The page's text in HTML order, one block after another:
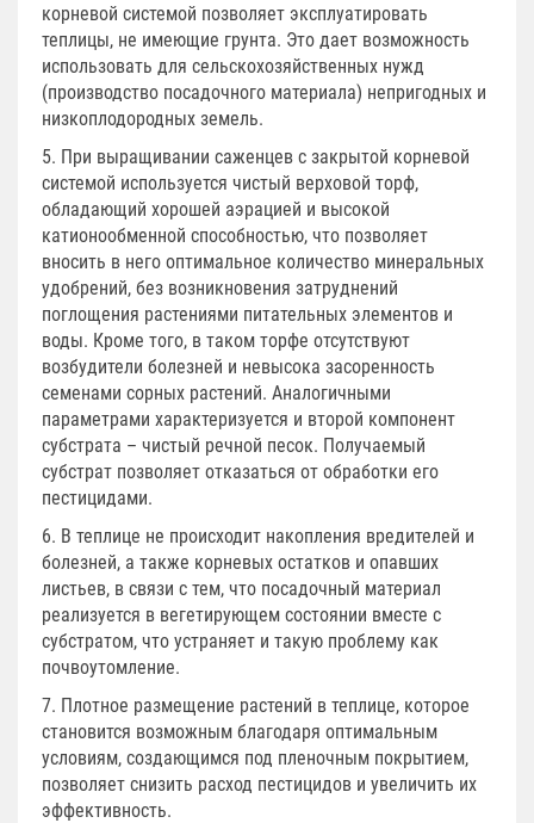
корневой системой позволяет эксплуатировать
теплицы, не имеющие грунта. Это дает возможность
использовать для сельскохозяйственных нужд
(производство посадочного материала) непригодных и
низкоплодородных земель.
5. При выращивании саженцев с закрытой корневой
системой используется чистый верховой торф,
обладающий хорошей аэрацией и высокой
катионообменной способностью, что позволяет
вносить в него оптимальное количество минеральных
удобрений, без возникновения затруднений
поглощения растениями питательных элементов и
воды. Кроме того, в таком торфе отсутствуют
возбудители болезней и невысока засоренность
семенами сорных растений. Аналогичными
параметрами характеризуется и второй компонент
субстрата – чистый речной песок. Получаемый
субстрат позволяет отказаться от обработки его
пестицидами.
6. В теплице не происходит накопления вредителей и
болезней, а также корневых остатков и опавших
листьев, в связи с тем, что посадочный материал
реализуется в вегетирующем состоянии вместе с
субстратом, что устраняет и такую проблему как
почвоутомление.
7. Плотное размещение растений в теплице, которое
становится возможным благодаря оптимальным
условиям, создающимся под пленочным покрытием,
позволяет снизить расход пестицидов и увеличить их
эффективность.